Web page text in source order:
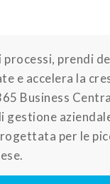
processi, prendi
e accelera la
Business
gestione
per le